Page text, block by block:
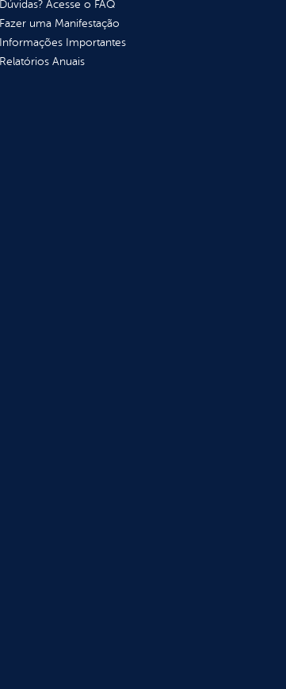
Dúvidas? Acesse o FAQ
Fazer uma Manifestação
Informações Importantes
Relatórios Anuais